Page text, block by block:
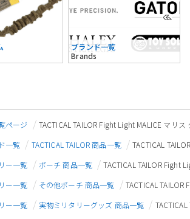
ブランド一覧
Brands
ページ
TACTICAL TAILOR Fight Light MALICE マリ
一覧 TACTICAL TAILOR 商品一覧
TACTICAL
ー一覧 ポーチ 商品一覧
TACTICAL TAILOR Fight
ー一覧 その他ポーチ 商品一覧
TACTICAL
ー一覧 実物ミリタリーグッズ 商品一覧